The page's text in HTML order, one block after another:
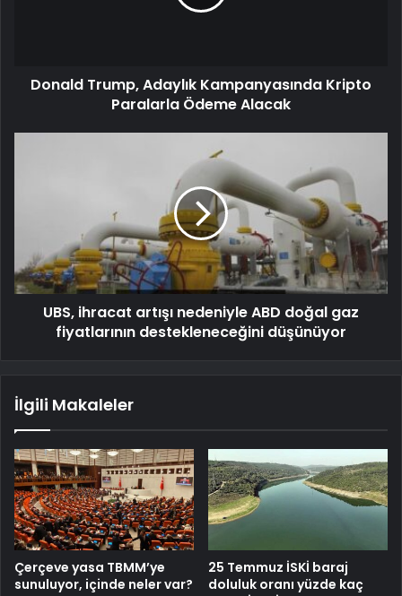
Donald Trump, Adaylık Kampanyasında Kripto
Paralarla Ödeme Alacak
UBS, ihracat artışı nedeniyle ABD doğal gaz
fiyatlarının destekleneceğini düşünüyor
İlgili Makaleler
Çerçeve yasa TBMM’ye
sunuluyor, içinde neler var?
25 Temmuz İSKİ baraj
doluluk oranı yüzde kaç